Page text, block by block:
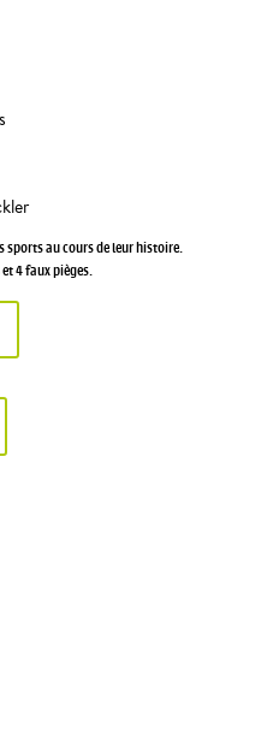
sports au cours de leur histoire.
4 faux pièges.